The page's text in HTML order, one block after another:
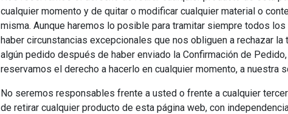
cualquier momento y de quitar o modificar cualquier material o
misma. Aunque haremos lo posible para tramitar siempre todos
haber circunstancias excepcionales que nos obliguen a rechazar la
algún pedido después de haber enviado la Confirmación de
reservamos el derecho a hacerlo en cualquier momento, a nuestra
No seremos responsables frente a usted o frente a cualquier
de retirar cualquier producto de esta página web, con